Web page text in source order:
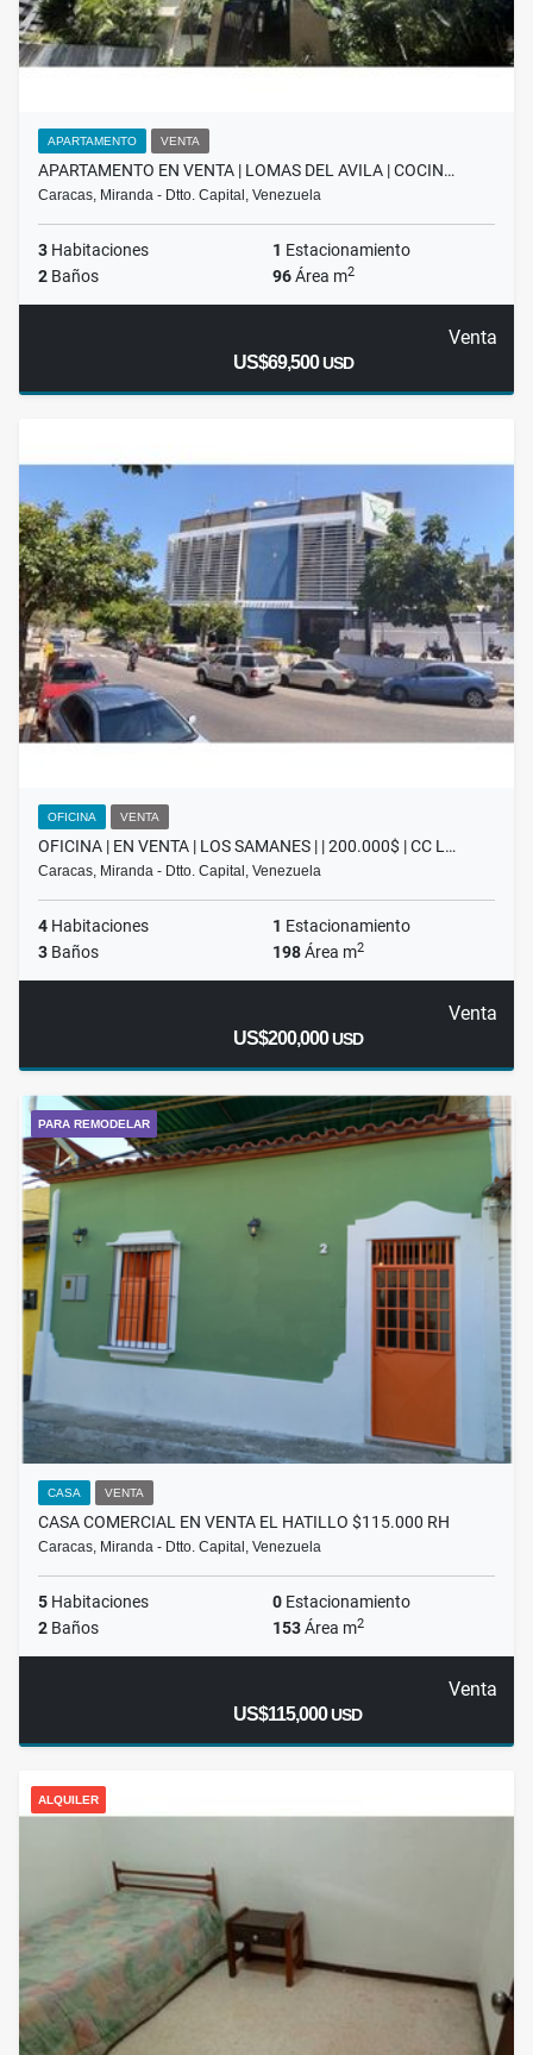
APARTAMENTO VENTA
APARTAMENTO EN VENTA | LOMAS DEL AVILA | COCIN…
Caracas, Miranda - Dtto. Capital, Venezuela
3 Habitaciones 1 Estacionamiento
2 Baños 96Área m2
Venta
US$69,500USD
OFICINA VENTA
OFICINA | EN VENTA | LOS SAMANES | | 200.000$ | CC L…
Caracas, Miranda - Dtto. Capital, Venezuela
4 Habitaciones 1 Estacionamiento
3 Baños 198Área m2
Venta
US$200,000USD
PARA REMODELAR
CASA VENTA
CASA COMERCIAL EN VENTA EL HATILLO $115.000 RH
Caracas, Miranda - Dtto. Capital, Venezuela
5 Habitaciones 0 Estacionamiento
2 Baños 153Área m2
Venta
US$115,000USD
ALQUILER